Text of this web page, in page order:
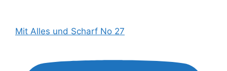
Mit Alles und Scharf No 27